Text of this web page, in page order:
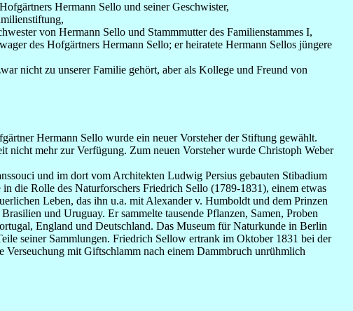
Hermann Sello und seiner Geschwister,
von Hermann Sello und Stammmutter des Familienstammes I,
des Hofgärtners Hermann Sello; er heiratete Hermann Sellos jüngere
nicht zu unserer Familie gehört, aber als Kollege und Freund von
Hermann Sello wurde ein neuer Vorsteher der Stiftung gewählt.
nicht mehr zur Verfügung. Zum neuen Vorsteher wurde Christoph Weber
und im dort vom Architekten Ludwig Persius gebauten Stibadium
die Rolle des Naturforschers Friedrich Sello (1789-1831), einem etwas
Leben, das ihn u.a. mit Alexander v. Humboldt und dem Prinzen
und Uruguay. Er sammelte tausende Pflanzen, Samen, Proben
England und Deutschland. Das Museum für Naturkunde in Berlin
seiner Sammlungen. Friedrich Sellow ertrank im Oktober 1831 bei der
mit Giftschlamm nach einem Dammbruch unrühmlich